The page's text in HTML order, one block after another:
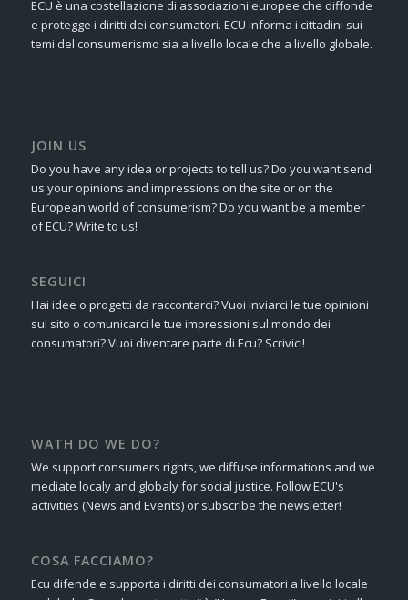
ECU è una costellazione di associazioni europee che diffonde
e protegge i diritti dei consumatori. ECU informa i cittadini sui
temi del consumerismo sia a livello locale che a livello globale.
JOIN US
Do you have any idea or projects to tell us? Do you want send
us your opinions and impressions on the site or on the
European world of consumerism? Do you want be a member
of ECU? Write to us!
SEGUICI
Hai idee o progetti da raccontarci? Vuoi inviarci le tue opinioni
sul sito o comunicarci le tue impressioni sul mondo dei
consumatori? Vuoi diventare parte di Ecu? Scrivici!
WATH DO WE DO?
We support consumers rights, we diffuse informations and we
mediate localy and globaly for social justice. Follow ECU's
activities (News and Events) or subscribe the newsletter!
COSA FACCIAMO?
Ecu difende e supporta i diritti dei consumatori a livello locale